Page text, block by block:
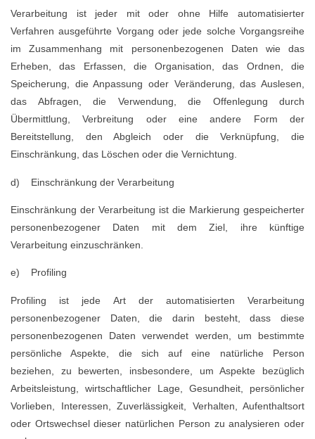
Verarbeitung ist jeder mit oder ohne Hilfe automatisierter
Verfahren ausgeführte Vorgang oder jede solche Vorgangsreihe
im Zusammenhang mit personenbezogenen Daten wie das
Erheben, das Erfassen, die Organisation, das Ordnen, die
Speicherung, die Anpassung oder Veränderung, das Auslesen,
das Abfragen, die Verwendung, die Offenlegung durch
Übermittlung, Verbreitung oder eine andere Form der
Bereitstellung, den Abgleich oder die Verknüpfung, die
Einschränkung, das Löschen oder die Vernichtung.
d) Einschränkung der Verarbeitung
Einschränkung der Verarbeitung ist die Markierung gespeicherter
personenbezogener Daten mit dem Ziel, ihre künftige
Verarbeitung einzuschränken.
e) Profiling
Profiling ist jede Art der automatisierten Verarbeitung
personenbezogener Daten, die darin besteht, dass diese
personenbezogenen Daten verwendet werden, um bestimmte
persönliche Aspekte, die sich auf eine natürliche Person
beziehen, zu bewerten, insbesondere, um Aspekte bezüglich
Arbeitsleistung, wirtschaftlicher Lage, Gesundheit, persönlicher
Vorlieben, Interessen, Zuverlässigkeit, Verhalten, Aufenthaltsort
oder Ortswechsel dieser natürlichen Person zu analysieren oder